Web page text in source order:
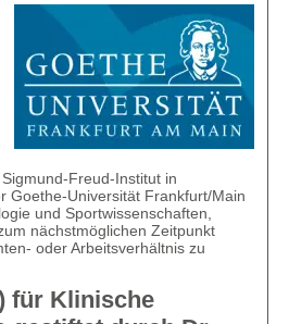
Freud-Institut in
Goethe-Universität Frankfurt/Main
und Sportwissenschaften,
nächstmöglichen Zeitpunkt
oder Arbeitsverhältnis zu
für Klinische